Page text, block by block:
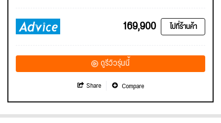
169,900 ไปที่ร้านค้า
ดูรีวิวรุ่นนี้
Share Compare